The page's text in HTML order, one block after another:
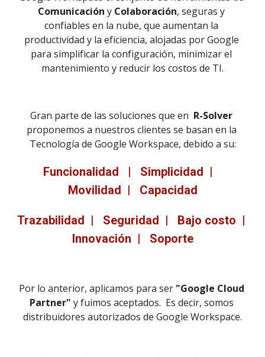
Comunicación y Colaboración, seguras y
confiables en la nube, que aumentan la
productividad y la eficiencia, alojadas por Google
para simplificar la configuración, minimizar el
mantenimiento y reducir los costos de TI.
Gran parte de las soluciones que en R-Solver
proponemos a nuestros clientes se basan en la
Tecnología de Google Workspace, debido a su:
Funcionalidad   |   Simplicidad  |
Movilidad  |   Capacidad
Trazabilidad  |   Seguridad  |   Bajo costo  |
Innovación  |   Soporte
Por lo anterior, aplicamos para ser "Google Cloud
Partner" y fuimos aceptados.  Es decir, somos
distribuidores autorizados de Google Workspace.